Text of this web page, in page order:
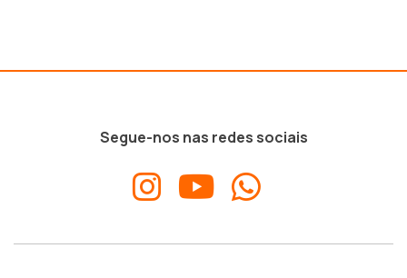
Segue-nos nas redes sociais